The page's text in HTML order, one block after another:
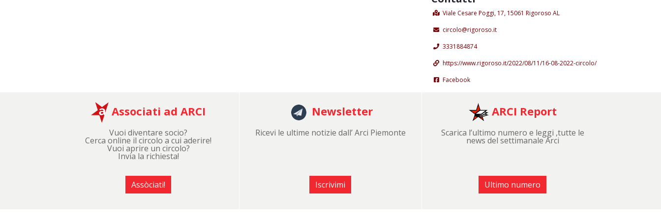
Viale Cesare Poggi, 17, 15061 Rigoroso AL
circolo@rigoroso.it
3331884874
https://www.rigoroso.it/2022/08/11/16-08-2022-circolo/
Facebook
Associati ad ARCI
Vuoi diventare socio?
Cerca online il circolo a cui aderire!
Vuoi aprire un circolo?
Invia la richiesta!
Assòciati!
Newsletter
Ricevi le ultime notizie dall’ Arci Piemonte
Iscrivimi
ARCI Report
Scarica l’ultimo numero e leggi ,tutte le
news del settimanale Arci
Ultimo numero